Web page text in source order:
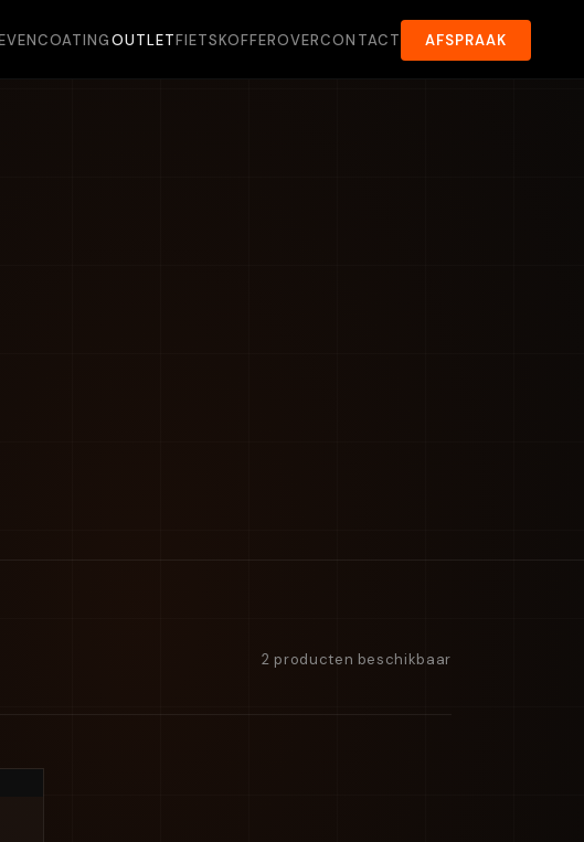
COATINGOUTLETFIETSKOFFEROVERCONTACT AFSPRAAK
2 producten beschikbaar